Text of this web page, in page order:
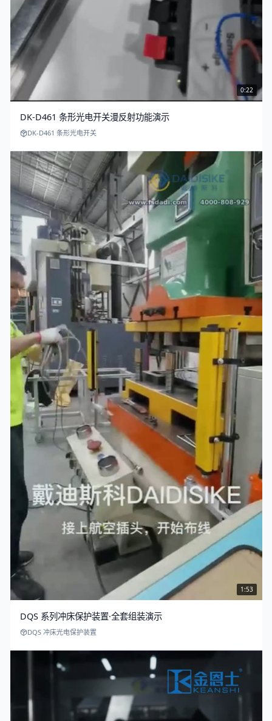
0:22
DK-D461 条形光电开关漫反射功能演示
DK-D461 条形光电开关
1:53
DQS 系列冲床保护装置·全套组装演示
DQS 冲床光电保护装置